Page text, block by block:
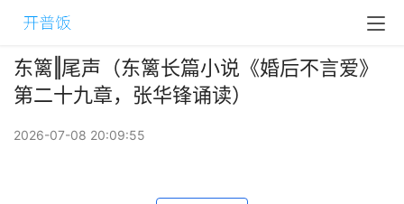
东篱‖尾声（东篱长篇小说《婚后不言爱》
第二十九章，张华锋诵读）
2026-07-08 20:09:55